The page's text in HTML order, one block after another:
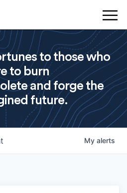
to those who
to burn
and forge the
future.
My alerts